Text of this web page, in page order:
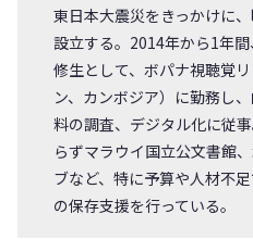
東日本大震災をきっかけに
設立する。2014年から1年
修生として、ボパナ視聴覚
ン、カンボジア）に勤務し
料の調査、デジタル化に従
らずマラウイ国立公文書館
ブなど、特に予算や人材不
の保存支援を行っている。